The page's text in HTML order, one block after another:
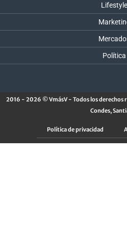
Lifestyle
Política
2016 - 2026 © VmásV - Todos los derechos
Condes,
Política de privacidad